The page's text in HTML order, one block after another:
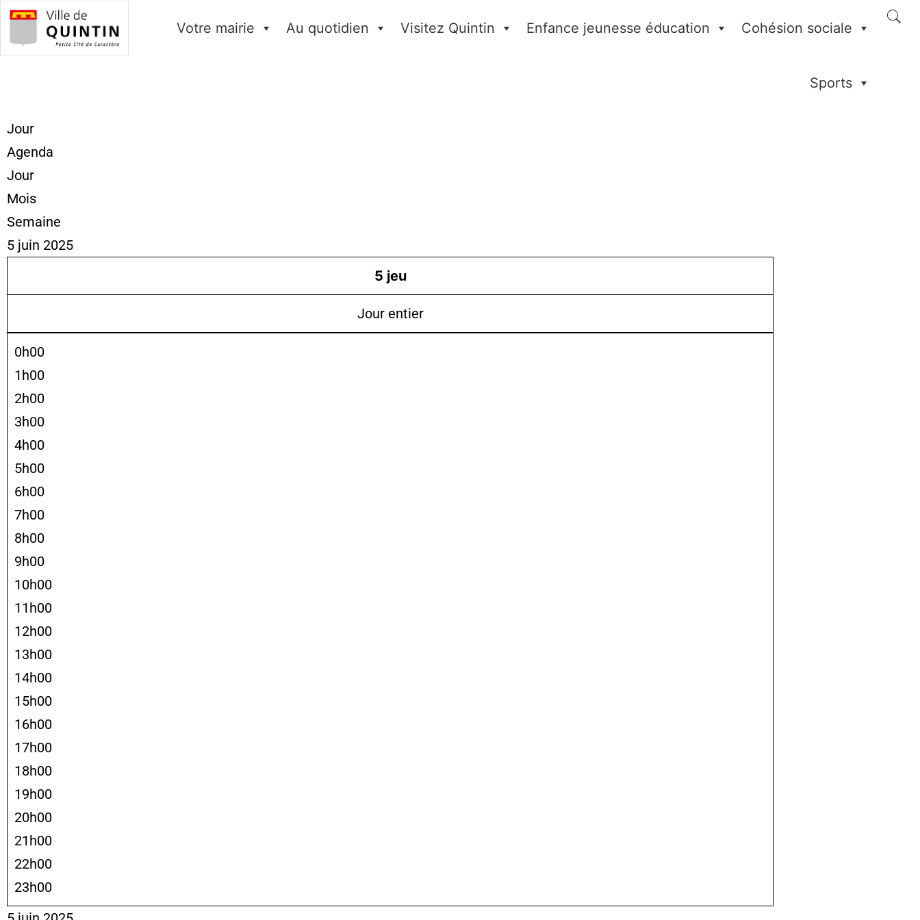
Votre mairie Au quotidien Visitez Quintin Enfance jeunesse éducation Cohésion sociale
Sports
Jour
Agenda
Jour
Mois
Semaine
5 juin 2025
5 jeu
Jour entier
0h00
1h00
2h00
3h00
4h00
5h00
6h00
7h00
8h00
9h00
10h00
11h00
12h00
13h00
14h00
15h00
16h00
17h00
18h00
19h00
20h00
21h00
22h00
23h00